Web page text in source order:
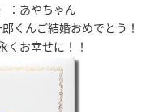
：あやちゃん
くんご結婚おめでとう！
くお幸せに！！